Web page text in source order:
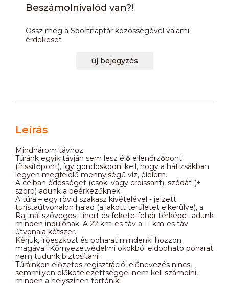
Beszámolnivalód van?!
Ossz meg a Sportnaptár közösségével valami
érdekeset
új bejegyzés
Leírás
Mindhárom távhoz:
Túránk egyik távján sem lesz élő ellenőrzőpont
(frissítőpont), így gondoskodni kell, hogy a hátizsákban
legyen megfelelő mennyiségű víz, élelem.
A célban édességet (csoki vagy croissant), szódát (+
szörp) adunk a beérkezőknek.
A túra – egy rövid szakasz kivételével - jelzett
turistaútvonalon halad (a lakott területet elkerülve), a
Rajtnál szöveges itinert és fekete-fehér térképet adunk
minden indulónak. A 22 km-es táv a 11 km-es táv
útvonala kétszer.
Kérjük, íróeszközt és poharat mindenki hozzon
magával! Környezetvédelmi okokból eldobható poharat
nem tudunk biztosítani!
Túráinkon előzetes regisztráció, előnevezés nincs,
semmilyen előkötelezettséggel nem kell számolni,
minden a helyszínen történik!